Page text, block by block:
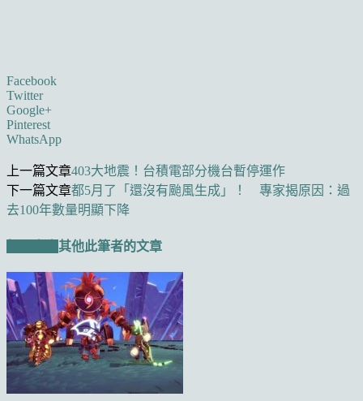
Facebook
Twitter
Google+
Pinterest
WhatsApp
上一篇文章403大地震！台積電部分機台暫停運作
下一篇文章都5月了「還沒有颱風生成」！ 專家揭原因：過
去100年數量明顯下降
其他此筆者的文章